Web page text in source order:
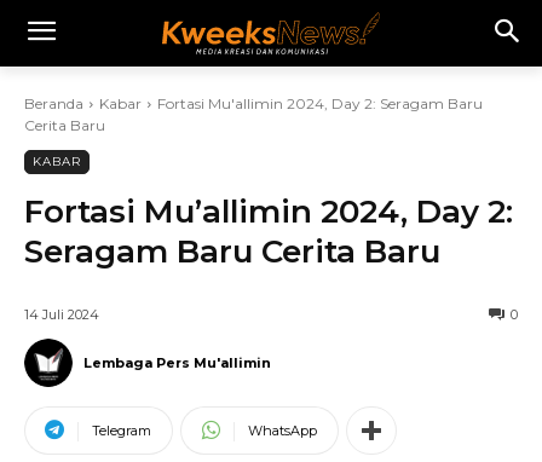
Beranda Kabar
Fortasi Mu'allimin 2024, Day 2: Seragam Baru
Cerita Baru
KABAR
Fortasi Mu’allimin 2024, Day 2:
Seragam Baru Cerita Baru
0
14 Juli 2024
Lembaga Pers Mu'allimin
Telegram WhatsApp